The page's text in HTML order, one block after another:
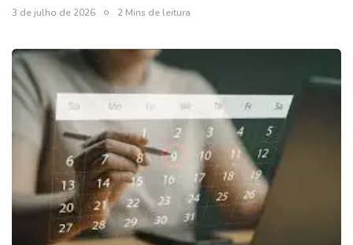
3 de julho de 2026 2 Mins de leitura